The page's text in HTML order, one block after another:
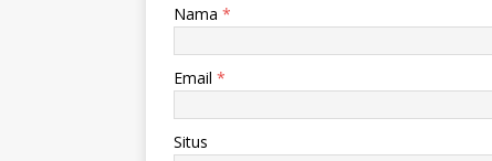
Nama *
Email *
Situs